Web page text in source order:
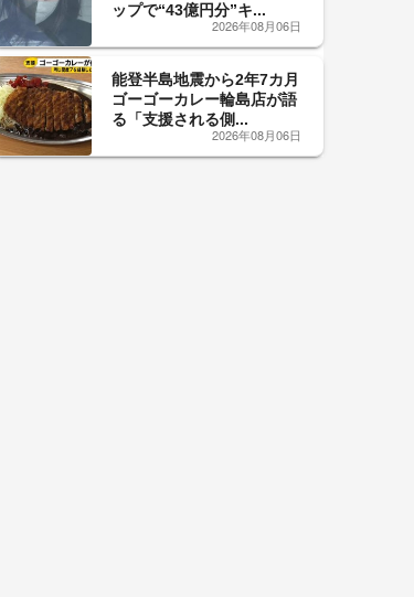
ップで“43億円分”キ...
2026年08月06日
能登半島地震から2年7カ月
ゴーゴーカレー輪島店が語
る「支援される側...
2026年08月06日